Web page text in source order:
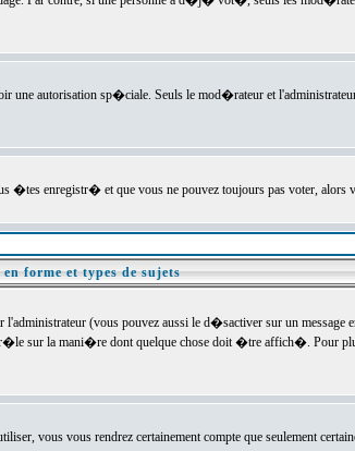
autorisation sp�ciale. Seuls le mod�rateur et
enregistr� et que vous ne pouvez toujours pas voter,
en forme et types de sujets
(vous pouvez aussi le d�sactiver sur un message
sur la mani�re dont quelque chose doit �tre affich�. Pour
vous rendrez certainement compte que seulement